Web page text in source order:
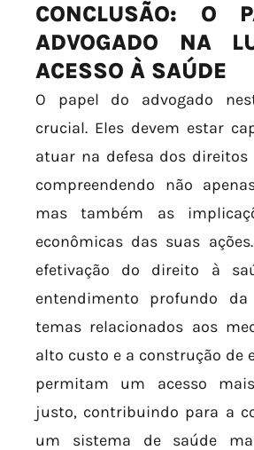
CONCLUSÃO: O
ADVOGADO NA
ACESSO À SAÚDE
O papel do advogado
crucial. Eles devem estar
atuar na defesa dos direitos
compreendendo não
mas também as
econômicas das suas
efetivação do direito à
entendimento profundo
temas relacionados aos
alto custo e a construção de
permitam um acesso
justo, contribuindo para a
um sistema de saúde